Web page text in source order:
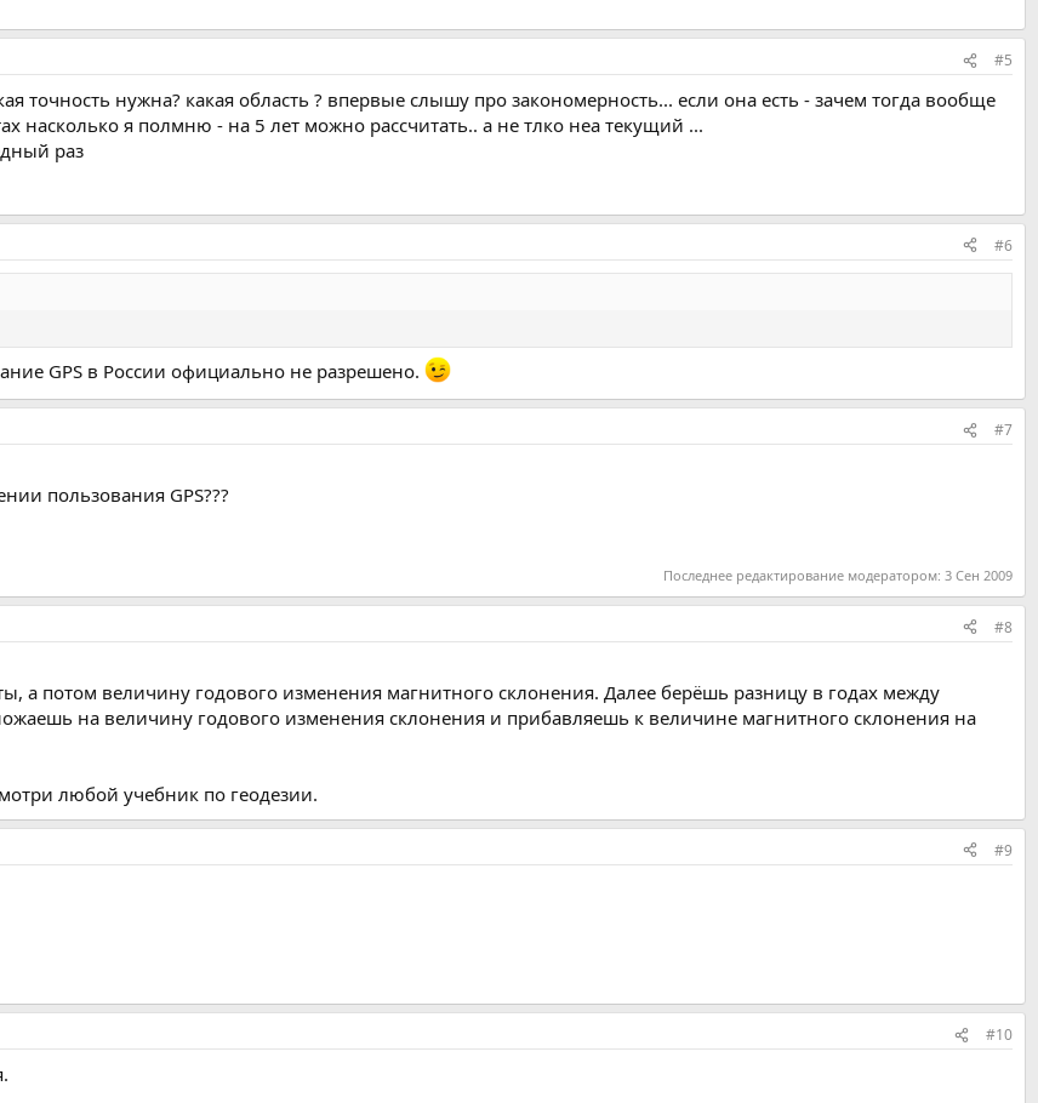
#5
точность нужна? какая область ? впервые слышу про закономерность... если она есть - зачем тогда вообще
насколько я полмню - на 5 лет можно рассчитать.. а не тлко неа текущий ...
раз
#6
GPS в России официально не разрешено.
#7
пользования GPS???
Последнее редактирование модератором: 3 Сен 2009
#8
а потом величину годового изменения магнитного склонения. Далее берёшь разницу в годах между
на величину годового изменения склонения и прибавляешь к величине магнитного склонения на
любой учебник по геодезии.
#9
#10